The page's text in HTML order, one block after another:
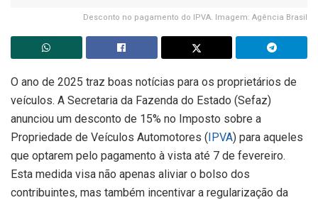
Desconto no pagamento do IPVA. Imagem: Agência Brasil
O ano de 2025 traz boas notícias para os proprietários de
veículos. A Secretaria da Fazenda do Estado (Sefaz)
anunciou um desconto de 15% no Imposto sobre a
Propriedade de Veículos Automotores (IPVA) para aqueles
que optarem pelo pagamento à vista até 7 de fevereiro.
Esta medida visa não apenas aliviar o bolso dos
contribuintes, mas também incentivar a regularização da